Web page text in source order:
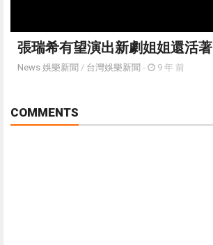
張瑞希有望演出新劇姐姐還活著
News 娛樂新聞 / 台灣娛樂新聞 - 9 年 前
COMMENTS